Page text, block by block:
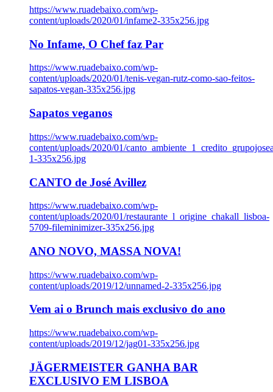
https://www.ruadebaixo.com/wp-
content/uploads/2020/01/infame2-335x256.jpg
No Infame, O Chef faz Par
https://www.ruadebaixo.com/wp-
content/uploads/2020/01/tenis-vegan-rutz-como-sao-feitos-
sapatos-vegan-335x256.jpg
Sapatos veganos
https://www.ruadebaixo.com/wp-
content/uploads/2020/01/
1-335x256.jpg
CANTO de José Avillez
https://www.ruadebaixo.com/wp-
content/uploads/2020/01/restaurante_l_origine_chakall_lisboa-
5709-fileminimizer-335x256.jpg
ANO NOVO, MASSA NOVA!
https://www.ruadebaixo.com/wp-
content/uploads/2019/12/unnamed-2-335x256.jpg
Vem ai o Brunch mais exclusivo do ano
https://www.ruadebaixo.com/wp-
content/uploads/2019/12/jag01-335x256.jpg
JÄGERMEISTER GANHA BAR
EXCLUSIVO EM LISBOA